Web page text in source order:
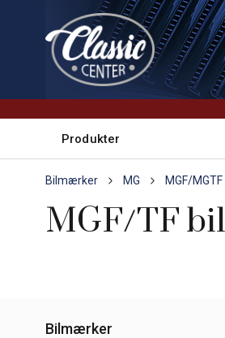
Produkter
Bilmærker MG MGF/MGTF
MGF/TF
Bilmærker